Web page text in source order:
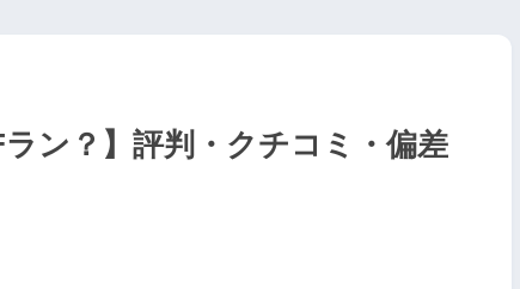
ラン？】評判・クチコミ・偏差